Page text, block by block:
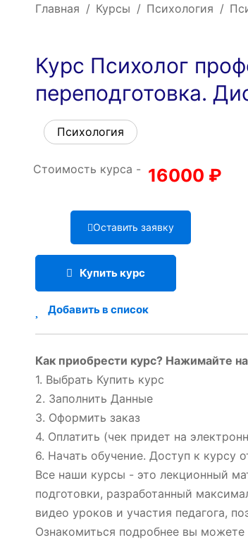
Главная Курсы Психология
Курс Психолог
переподготовка.
Психология
Стоимость курса - 16000 ₽
Оставить заявку
Купить курс
Добавить в список
Как приобрести курс? Нажимайте
1. Выбрать Купить курс
2. Заполнить Данные
3. Оформить заказ
4. Оплатить (чек придет на
6. Начать обучение. Доступ к курсу
Все наши курсы - это лекционный
подготовки, разработанный
видео уроков и участия педагога,
Ознакомиться подробнее вы можете